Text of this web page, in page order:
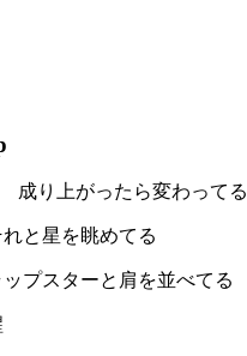
成り上がったら変わってる
と星を眺めてる
プスターと肩を並べてる